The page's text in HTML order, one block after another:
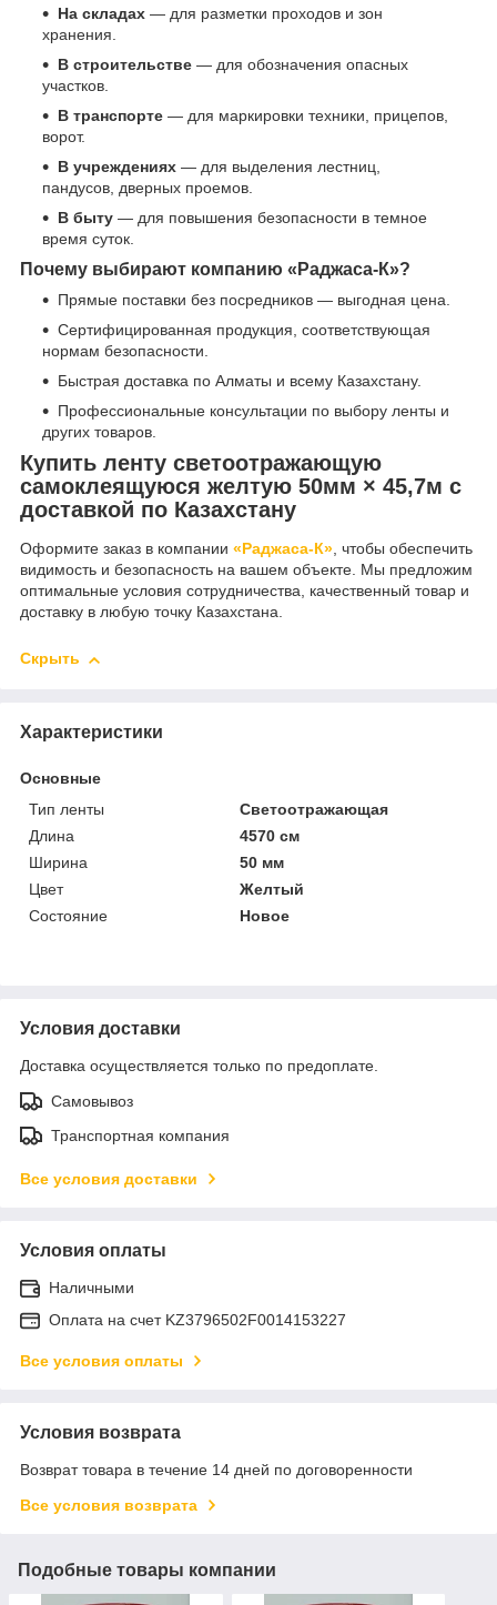
На складах — для разметки проходов и зон
хранения.
В строительстве — для обозначения опасных
участков.
В транспорте — для маркировки техники, прицепов,
ворот.
В учреждениях — для выделения лестниц,
пандусов, дверных проемов.
В быту — для повышения безопасности в темное
время суток.
Почему выбирают компанию «Раджаса-К»?
Прямые поставки без посредников — выгодная цена.
Сертифицированная продукция, соответствующая
нормам безопасности.
Быстрая доставка по Алматы и всему Казахстану.
Профессиональные консультации по выбору ленты и
других товаров.
Купить ленту светоотражающую
самоклеящуюся желтую 50мм × 45,7м с
доставкой по Казахстану
Оформите заказ в компании «Раджаса-К», чтобы обеспечить
видимость и безопасность на вашем объекте. Мы предложим
оптимальные условия сотрудничества, качественный товар и
доставку в любую точку Казахстана.
Скрыть
Характеристики
Основные
Тип ленты
Светоотражающая
Длина
4570 см
Ширина
50 мм
Цвет
Желтый
Состояние
Новое
Условия доставки
Доставка осуществляется только по предоплате.
Самовывоз
Транспортная компания
Все условия доставки
Условия оплаты
Наличными
Оплата на счет KZ3796502F0014153227
Все условия оплаты
Условия возврата
Возврат товара в течение 14 дней по договоренности
Все условия возврата
Подобные товары компании